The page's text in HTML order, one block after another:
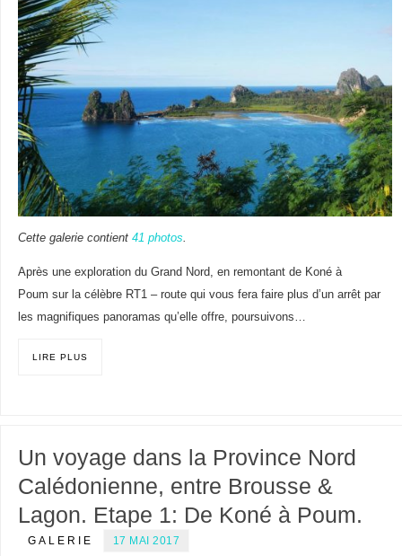
Cette galerie contient 41 photos
Après une exploration du Grand Nord, en remontant de Koné à
Poum sur la célèbre RT1 – route qui vous fera faire plus d’un arrêt par
les magnifiques panoramas qu’elle offre, poursuivons…
LIRE PLUS
Un voyage dans la Province Nord
Calédonienne, entre Brousse &
Lagon. Etape 1: De Koné à Poum.
GALERIE 17 MAI 2017